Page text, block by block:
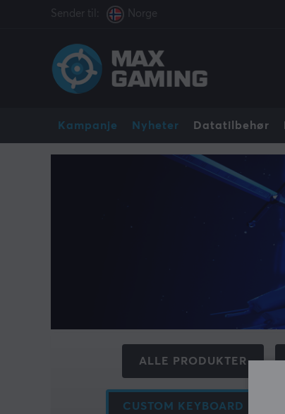
Sender til: Norge
Kampanje Nyheter Datatilbehør
ALLE PRODUKTER
CUSTOM KEYBOARD